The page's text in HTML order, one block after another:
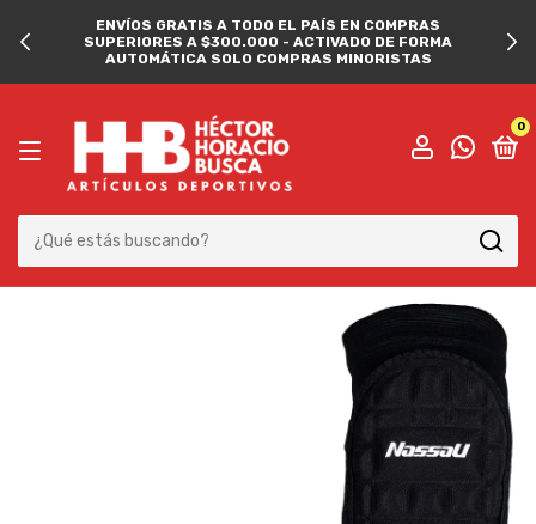
ENVÍOS GRATIS A TODO EL PAÍS EN COMPRAS
SUPERIORES A $300.000 - ACTIVADO DE FORMA
AUTOMÁTICA SOLO COMPRAS MINORISTAS
0